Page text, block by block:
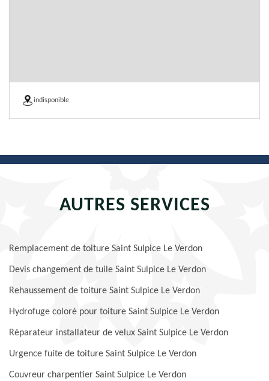
indisponible
AUTRES SERVICES
Remplacement de toiture Saint Sulpice Le Verdon
Devis changement de tuile Saint Sulpice Le Verdon
Rehaussement de toiture Saint Sulpice Le Verdon
Hydrofuge coloré pour toiture Saint Sulpice Le Verdon
Réparateur installateur de velux Saint Sulpice Le Verdon
Urgence fuite de toiture Saint Sulpice Le Verdon
Couvreur charpentier Saint Sulpice Le Verdon